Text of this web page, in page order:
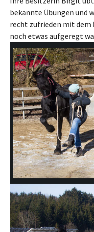
Show larger version
Show larger version
bekannte Übungen und
recht zufrieden mit dem
noch etwas aufgeregt